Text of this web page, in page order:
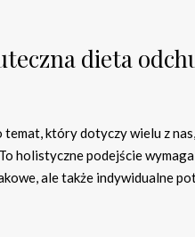
dieta
temat, który dotyczy wielu z
holistyczne podejście
ale także indywidualne